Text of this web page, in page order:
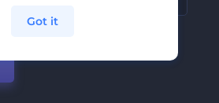
Got it